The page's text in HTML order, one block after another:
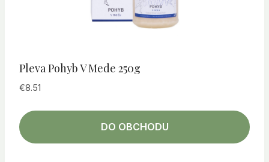
Pleva Pohyb V Mede 250g
€8.51
DO OBCHODU